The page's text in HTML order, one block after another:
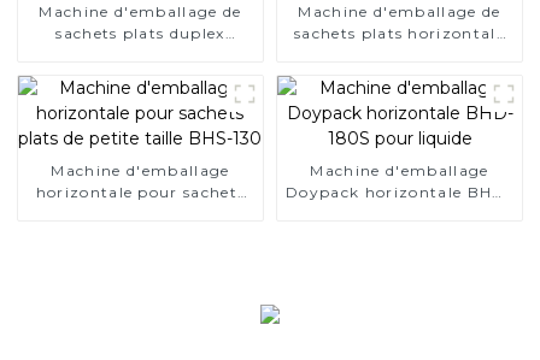
Machine d'emballage de
sachets plats duplex
Machine d'emballage de
sachets plats horizontale
Machine d'emballage
horizontale pour sachets
Machine d'emballage
Doypack horizontale BHD-